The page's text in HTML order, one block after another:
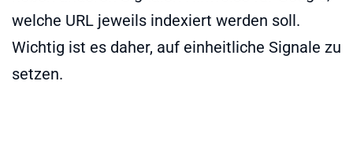
welche URL jeweils indexiert werden soll.
Wichtig ist es daher, auf einheitliche Signale zu
setzen.